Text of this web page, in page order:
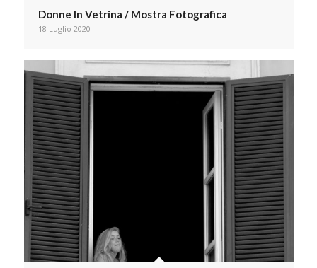
Donne In Vetrina / Mostra Fotografica
18 Luglio 2020